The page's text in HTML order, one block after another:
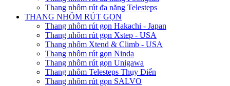
Thang nhôm rút đa năng Telesteps
THANG NHÔM RÚT GỌN
Thang nhôm rút gọn Hakachi - Japan
Thang nhôm rút gọn Xstep - USA
Thang nhôm Xtend & Climb - USA
Thang nhôm rút gọn Ninda
Thang nhôm rút gọn Unigawa
Thang nhôm Telesteps Thụy Điển
Thang nhôm rút gọn SALVO